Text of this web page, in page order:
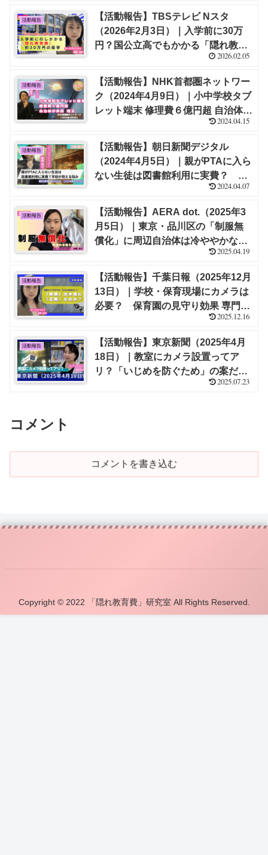
嶋 尚子 ～PRESIDENT Onlineにて
記事掲載～
活動報告
【活動報告】TBSテレビ Nスタ
（2026年2月3日）｜入学前に30万
円？国公立高でもかかる「隠れ教育
費」の実態 物価高に加え制服代高
TBS NEWS DIG【福嶋 尚子】
2026.02.05
活動報告
【活動報告】NHK首都圏ネットワー
ク（2024年4月9日）｜小中学校タブ
レット端末 修理費６億円超 自治体が
2024.04.15
活動報告
【活動報告】朝日新聞デジタル
（2024年4月5日）｜親がPTAに入ら
ない生徒は図書館利用に実費？ 学
校が抱える悩み【福嶋 尚子】2024.04.07
活動報告
【活動報告】AERA dot.（2025年3
月5日）｜東京・品川区の「制服無
償化」に周辺自治体は冷ややかな視
線 専門家は「教育的意義はあるの
2025.04.19
活動報告
【活動報告】千葉日報（2025年12月
13日）｜学校・保育現場にカメラは
必要？ 保育園の見守り効果 専門家
からは「限界」の指摘も【福嶋 尚
2025.12.16
活動報告
【活動報告】東京新聞（2025年4月
18日）｜教室にカメラ設置ってア
リ？「いじめを防ぐため」の案だけ
ど…「体育の着替え」は、「死角」
2025.07.23
コメント
コメントを書き込む
Copyright © 2022 「隠れ教育費」研究室 All Rights Reserved.